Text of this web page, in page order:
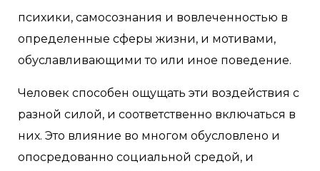
психики, самосознания и вовлеченностью в
определенные сферы жизни, и мотивами,
обуславливающими то или иное поведение.
Человек способен ощущать эти воздействия с
разной силой, и соответственно включаться в
них. Это влияние во многом обусловлено и
опосредованно социальной средой, и